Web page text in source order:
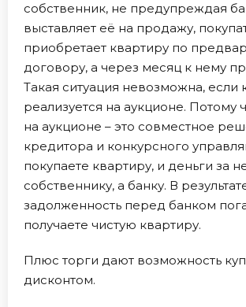
собственник, не предупреждая
выставляет её на продажу,
приобретает квартиру по
договору, а через месяц к нему
Такая ситуация невозможна, если
реализуется на аукционе. Потому
на аукционе – это совместное
кредитора и конкурсного
покупаете квартиру, и деньги за
собственнику, а банку. В
задолженность перед банком
получаете чистую квартиру.
Плюс торги дают возможность
дисконтом.